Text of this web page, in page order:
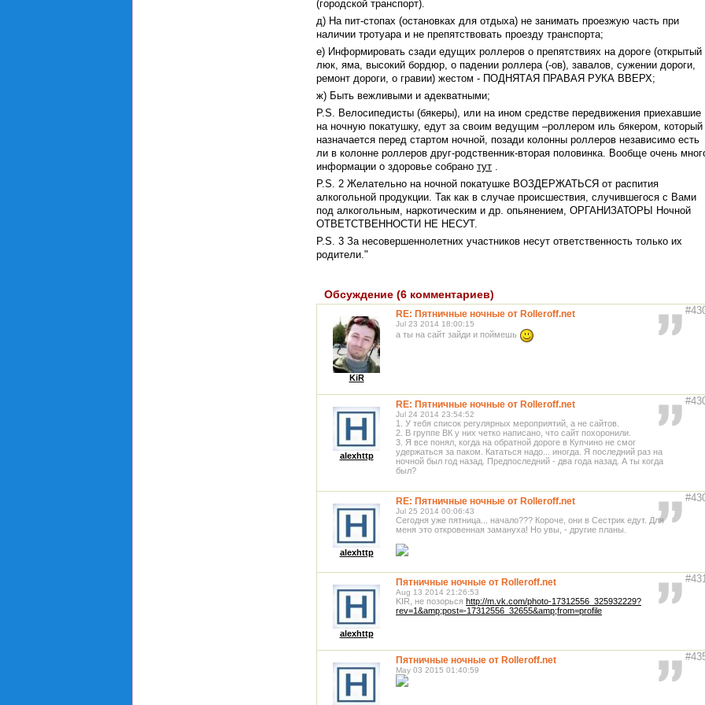
(городской транспорт).
д) На пит-стопах (остановках для отдыха) не занимать проезжую часть при
наличии тротуара и не препятствовать проезду транспорта;
е) Информировать сзади едущих роллеров о препятствиях на дороге (открытый
люк, яма, высокий бордюр, о падении роллера (-ов), завалов, сужении дороги,
ремонт дороги, о гравии) жестом - ПОДНЯТАЯ ПРАВАЯ РУКА ВВЕРХ;
ж) Быть вежливыми и адекватными;
P.S. Велосипедисты (бякеры), или на ином средстве передвижения приехавшие
на ночную покатушку, едут за своим ведущим –роллером иль бякером, который
назначается перед стартом ночной, позади колонны роллеров независимо есть
ли в колонне роллеров друг-родственник-вторая половинка. Вообще очень
информации о здоровье собрано тут
P.S. 2 Желательно на ночной покатушке ВОЗДЕРЖАТЬСЯ от распития
алкогольной продукции. Так как в случае происшествия, случившегося с Вами
под алкогольным, наркотическим и др. опьянением, ОРГАНИЗАТОРЫ Ночной
ОТВЕТСТВЕННОСТИ НЕ НЕСУТ.
P.S. 3 За несовершеннолетних участников несут ответственность только их
родители."
Обсуждение (6 комментариев)
KiR
RE: Пятничные ночные от Rolleroff.net
Jul 23 2014 18:00:15
а ты на сайт зайди и поймешь
alexhttp
RE: Пятничные ночные от Rolleroff.net
Jul 24 2014 23:54:52
1. У тебя список регулярных мероприятий, а не сайтов.
2. В группе ВК у них четко написано, что сайт похоронили.
3. Я все понял, когда на обратной дороге в Купчино не смог
удержаться за паком. Кататься надо... иногда. Я последний раз на
ночной был год назад. Предпоследний - два года назад. А ты когда
был?
alexhttp
RE: Пятничные ночные от Rolleroff.net
Jul 25 2014 00:06:43
Сегодня уже пятница... начало??? Короче, они в Сестрик едут. Для
меня это откровенная замануха! Но увы, - другие планы.
alexhttp
Пятничные ночные от Rolleroff.net
Aug 13 2014 21:26:53
KIR, не позорься http://m.vk.com/photo-17312556_325932229?
rev=1&amp;post=-17312556_32655&amp;from=profile
Пятничные ночные от Rolleroff.net
May 03 2015 01:40:59